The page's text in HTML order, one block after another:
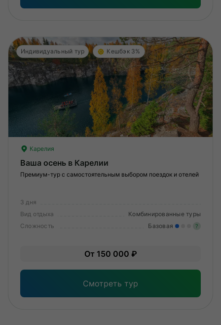
Индивидуальный тур Кешбэк 3%
Карелия
Ваша осень в Карелии
Премиум-тур с самостоятельным выбором поездок и отелей
3 дня
Вид отдыха
Комбинированные туры
Сложность
Базовая ?
От 150 000 ₽
Смотреть тур